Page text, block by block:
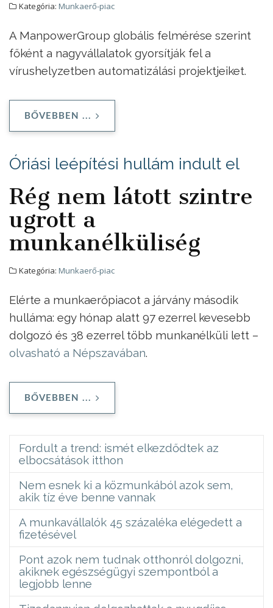
Kategória: Munkaerő-piac
A ManpowerGroup globális felmérése szerint
főként a nagyvállalatok gyorsítják fel a
vírushelyzetben automatizálási projektjeiket.
BŐVEBBEN ...
Óriási leépítési hullám indult el
Rég nem látott szintre
ugrott a
munkanélküliség
Kategória: Munkaerő-piac
Elérte a munkaerőpiacot a járvány második
hulláma: egy hónap alatt 97 ezerrel kevesebb
dolgozó és 38 ezerrel több munkanélküli lett –
olvasható a Népszavában.
BŐVEBBEN ...
Fordult a trend: ismét elkezdődtek az
elbocsátások itthon
Nem esnek ki a közmunkából azok sem,
akik tíz éve benne vannak
A munkavállalók 45 százaléka elégedett a
fizetésével
Pont azok nem tudnak otthonról dolgozni,
akiknek egészségügyi szempontból a
legjobb lenne